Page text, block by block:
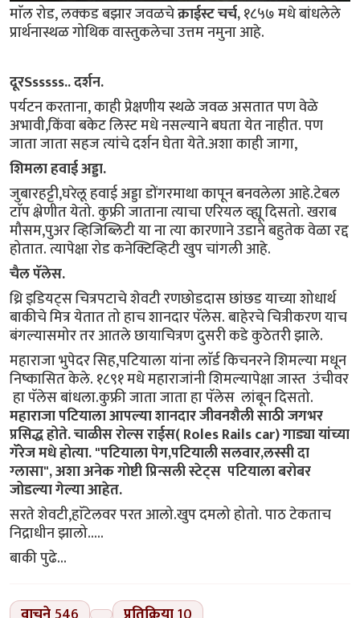
माॅल रोड, लक्कड बझार जवळचेक्राईस्ट चर्च,१८५७ मधे बांधलेले
प्रार्थनास्थळ गोथिक वास्तुकलेचा उत्तम नमुना आहे.
दूरSsssss.. दर्शन.
पर्यटन करताना, काही प्रेक्षणीय स्थळे जवळ असतात पण वेळे
अभावी,किंवा बकेट लिस्ट मधे नसल्याने बघता येत नाहीत. पण
जाता जाता सहज त्यांचे दर्शन घेता येते.अशा काही जागा,
शिमला हवाई अड्डा.
जुबारहट्टी,घरेलू हवाई अड्डा डोंगरमाथा कापून बनवलेला आहे.टेबल
टाॅप क्ष्रेणीत येतो. कुफ्री जाताना त्याचा एरियल व्ह्यू दिसतो. खराब
मौसम,पुअर व्हिजिब्लिटी या ना त्या कारणाने उडाने बहुतेक वेळा रद्द
होतात. त्यापेक्षा रोड कनेक्टिव्हिटी खुप चांगली आहे.
चैल पॅलेस.
थ्रि इडियट्स चित्रपटाचे शेवटी रणछोडदास छांछड याच्या शोधार्थ
बाकीचे मित्र येतात तो हाच शानदार पॅलेस. बाहेरचे चित्रीकरण याच
बंगल्यासमोर तर आतले छायाचित्रण दुसरी कडे कुठेतरी झाले.
महाराजा भुपेदर सिह,पटियाला यांना लाॅर्ड किचनरने शिमल्या मधून
निष्कासित केले. १८९१ मधे महाराजांनी शिमल्यापेक्षा जास्त उंचीवर
हा पॅलेस बांधला.कुफ्री जाता जाता हा पॅलेस लांबून दिसतो.
महाराजा पटियाला आपल्या शानदार जीवनशैली साठी जगभर
प्रसिद्ध होते. चाळीस रोल्स राईस( Roles Rails car) गाड्या यांच्या
गॅरेज मधे होत्या. "पटियाला पेग,पटियाली सलवार,लस्सी दा
ग्लासा", अशा अनेक गोष्टी प्रिन्सली स्टेट्स पटियाला बरोबर
जोडल्या गेल्या आहेत.
सरते शेवटी,हाॅटेलवर परत आलो.खुप दमलो होतो. पाठ टेकताच
निद्राधीन झालो.....
बाकी पुढे...